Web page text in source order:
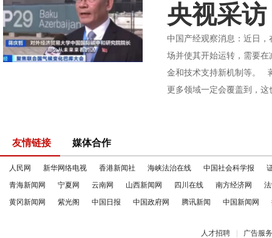
央视采访
中国产经观察消息：近日
场并使其开始运转，需要
金和技术支持新机制等。
更多领域一定会覆盖到，
友情链接 媒体合作
人民网 新华网络电视 香港新闻社 海峡法治在线 中国社会科学报
青海新闻网
宁夏网 云南网 山西新闻网 四川在线 南方经济网
黄冈新闻网
紫光阁 中国日报 中国政府网 腾讯新闻 中国新闻网
人才招聘 广告服务